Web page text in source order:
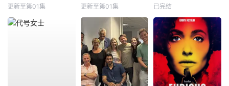
更新至第01集 更新至第01集 已完结